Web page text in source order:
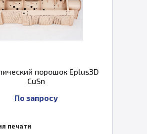
порошок Eplus3D
CuSn
По запросу
печати